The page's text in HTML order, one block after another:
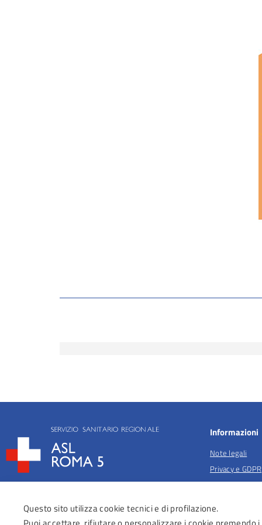
Informazioni
Note legali
Privacy e GDPR
Privacy per
Anticorruzione
Questo sito utilizza cookie tecnici e di profilazione.